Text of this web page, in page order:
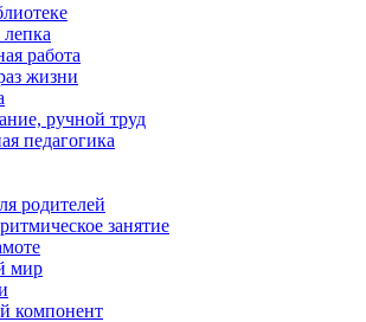
работа
жизни
ручной труд
педагогика
родителей
занятие
мир
компонент